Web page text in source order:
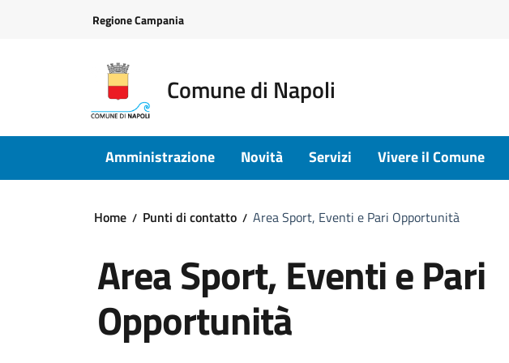
Regione Campania
Comune di Napoli
Amministrazione Novità Servizi Vivere il Comune
Home Punti di contatto Area Sport, Eventi e Pari Opportunità
Area Sport, Eventi e Pari
Opportunità